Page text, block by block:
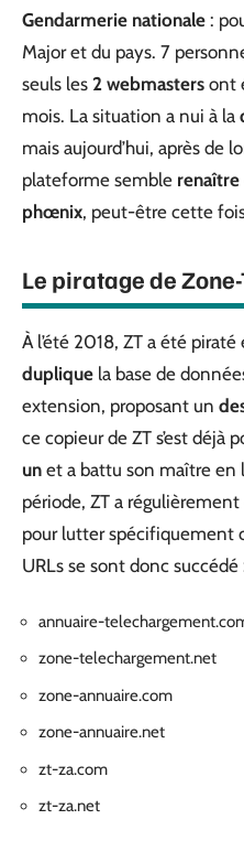
Gendarmerie nationale :
Major et du pays. 7
seuls les 2 webmasters ont
mois. La situation a nui à la
mais aujourd’hui, après de
plateforme semble renaître
phœnix, peut-être cette
Le piratage de
À l’été 2018, ZT a été piraté
duplique la base de
extension, proposant un
ce copieur de ZT s’est déjà
un et a battu son maître
période, ZT a
pour lutter spécifiquement
URLs se sont donc succédé
annuaire-
zone-telechargement.net
zone-annuaire.com
zone-annuaire.net
zt-za.com
zt-za.net